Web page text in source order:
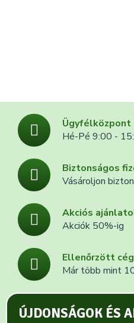
Ügyfélközpont
Hé-Pé 9:00 -
Biztonságos
Vásároljon
Akciós
Akciók 50%-ig
Ellenőrzött cég
Már több mint
ÚJDONSÁGOK ÉS